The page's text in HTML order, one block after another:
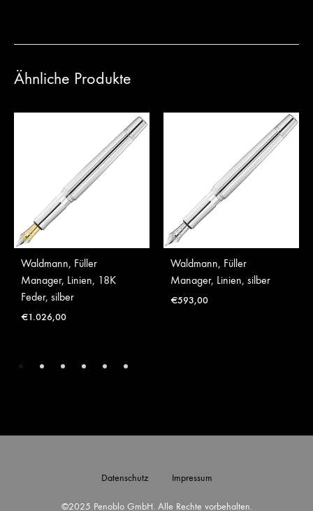
Ähnliche Produkte
Waldmann, Füller
Manager, Linien, 18K
Feder, silber
€1.026,00
Waldmann, Füller
Manager, Linien, silber
€593,00
©2025 Penoblo GmbH. Alle Rechte vorbehalten.
Datenschutz Impressum